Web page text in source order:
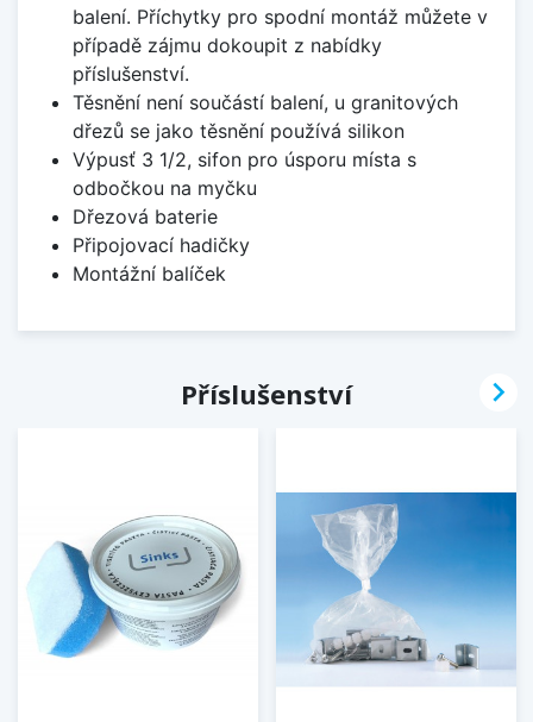
balení. Příchytky pro spodní montáž můžete v
případě zájmu dokoupit z nabídky
příslušenství.
Těsnění není součástí balení, u granitových
dřezů se jako těsnění používá silikon
Výpusť 3 1/2, sifon pro úsporu místa s
odbočkou na myčku
Dřezová baterie
Připojovací hadičky
Montážní balíček
Příslušenství 